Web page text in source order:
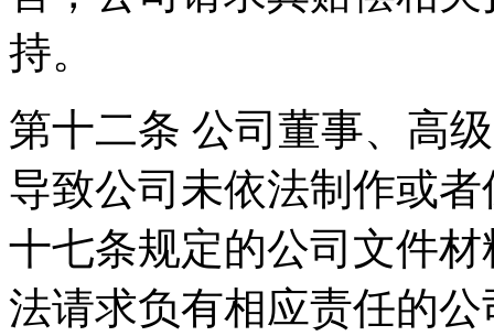
持。
第十二条 公司董事、高
导致公司未依法制作或
十七条规定的公司文件
法请求负有相应责任的